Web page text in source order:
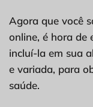
Agora que você
online, é hora de
incluí-la em sua
e variada, para
saúde.